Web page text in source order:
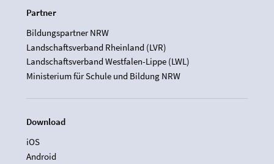
Partner
Bildungspartner NRW
Landschaftsverband Rheinland (LVR)
Landschaftsverband Westfalen-Lippe (LWL)
Ministerium für Schule und Bildung NRW
Download
iOS
Android